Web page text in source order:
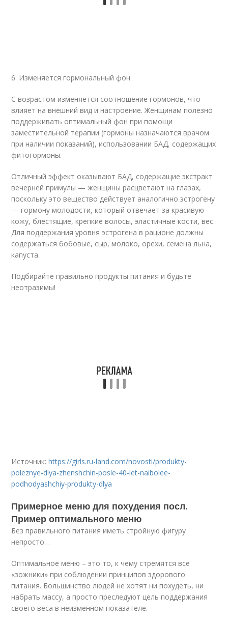
6. Изменяется гормональный фон
С возрастом изменяется соотношение гормонов, что
влияет на внешний вид и настроение. Женщинам полезно
поддерживать оптимальный фон при помощи
заместительной терапии (гормоны назначаются врачом
при наличии показаний), использовании БАД, содержащих
фитогормоны.
Отличный эффект оказывают БАД, содержащие экстракт
вечерней примулы — женщины расцветают на глазах,
поскольку это вещество действует аналогично эстрогену
— гормону молодости, который отвечает за красивую
кожу, блестящие, крепкие волосы, эластичные кости, вес.
Для поддержания уровня эстрогена в рационе должны
содержаться бобовые, сыр, молоко, орехи, семена льна,
капуста.
Подбирайте правильно продукты питания и будьте
неотразимы!
Источник:https://girls.ru-land.com/novosti/produkty-
poleznye-dlya-zhenshchin-posle-40-let-naibolee-
podhodyashchiy-produkty-dlya
Примерное меню для похудения посл.
Пример оптимального меню
Без правильного питания иметь стройную фигуру
непросто…
Оптимальное меню – это то, к чему стремятся все
«зожники» при соблюдении принципов здорового
питания. Большинство людей не хотят ни похудеть, ни
набрать массу, а просто преследуют цель поддержания
своего веса в неизменном показателе.